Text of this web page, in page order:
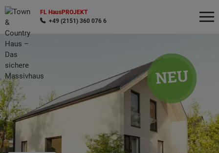
FL HausPROJEKT
+49 (2151) 360 076 6
Wonach möchten Sie suchen?